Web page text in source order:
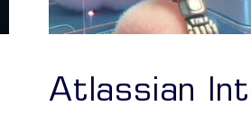
Atlassian